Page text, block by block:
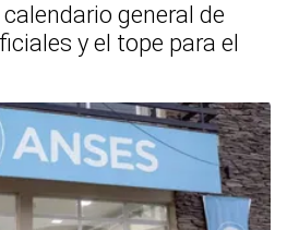
general de
y el tope para el